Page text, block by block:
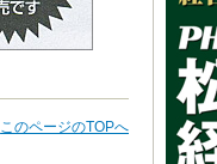
このページのTOPへ